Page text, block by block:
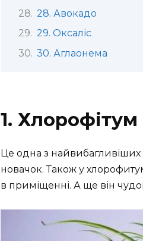
28. Авокадо
29. Оксаліс
30. Аглаонема
1. Хлорофітум
Це одна з
новачок. Також у
в приміщенні. А ще він